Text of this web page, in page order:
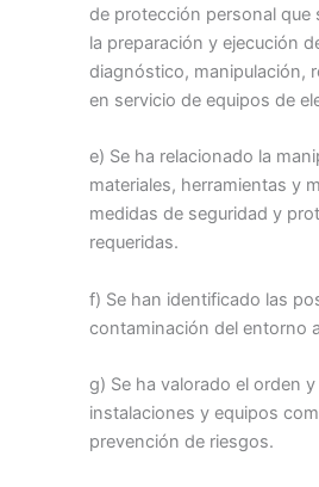
de protección personal que
la preparación y ejecución
diagnóstico, manipulación,
en servicio de equipos de
e) Se ha relacionado la
materiales, herramientas y
medidas de seguridad y
requeridas.
f) Se han identificado las
contaminación del entorno
g) Se ha valorado el orden
instalaciones y equipos
prevención de riesgos.